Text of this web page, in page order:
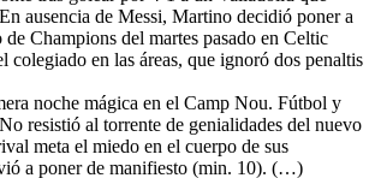
ausencia de Messi, Martino decidió poner a
Champions del martes pasado en Celtic
colegiado en las áreas, que ignoró dos penaltis
noche mágica en el Camp Nou. Fútbol y
resistió al torrente de genialidades del nuevo
meta el miedo en el cuerpo de sus
a poner de manifiesto (min. 10). (…)